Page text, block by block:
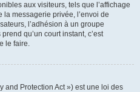
aux visiteurs, tels que l’affichage
la messagerie privée, l’envoi de
l’adhésion à un groupe
qu’un court instant, c’est
le faire.
and Protection Act ») est une loi des